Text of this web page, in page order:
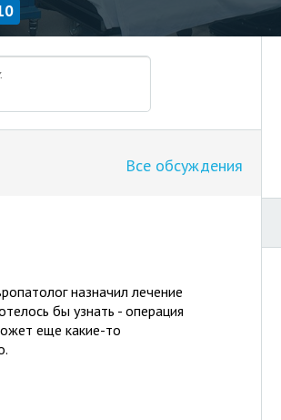
Все обсуждения
назначил лечение
бы узнать - операция
еще какие-то